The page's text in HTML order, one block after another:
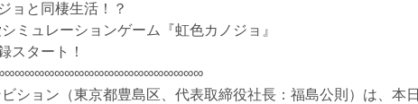
ョと同棲生活！？
ミュレーションゲーム『虹色カノジョ』
スタート！
ション（東京都豊島区、代表取締役社長：福島公則）は、本日